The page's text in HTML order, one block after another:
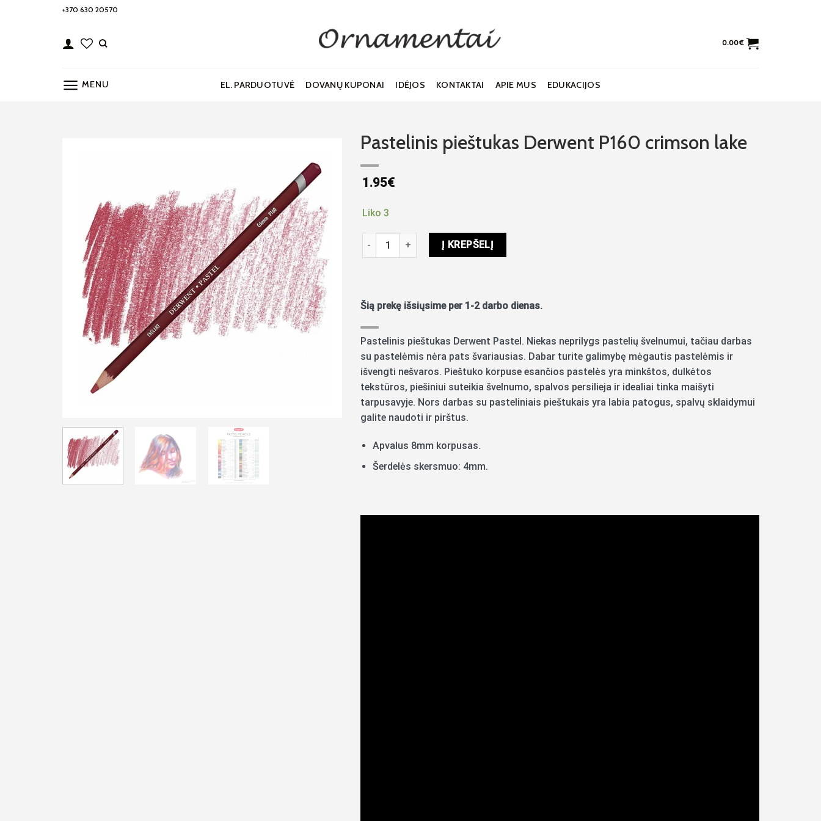
+370 630 20570
0.00€
MENU EL. PARDUOTUVĖ DOVANŲ KUPONAI IDĖJOS KONTAKTAI APIE MUS EDUKACIJOS
Noriu!
Pastelinis pieštukas Derwent P160 crimson lake
1.95€
Liko 3
produkto kiekis: Pastelinis pieštukas Derwent P160 crimson lake
Į KREPŠELĮ
Šią prekę išsiųsime per 1-2 darbo dienas.
Pastelinis pieštukas Derwent Pastel. Niekas neprilygs pastelių švelnumui, tačiau darbas
su pastelėmis nėra pats švariausias. Dabar turite galimybę mėgautis pastelėmis ir
išvengti nešvaros. Pieštuko korpuse esančios pastelės yra minkštos, dulkėtos
tekstūros, piešiniui suteikia švelnumo, spalvos persilieja ir idealiai tinka maišyti
tarpusavyje. Nors darbas su pasteliniais pieštukais yra labia patogus, spalvų sklaidymui
galite naudoti ir pirštus.
Apvalus 8mm korpusas.
Šerdelės skersmuo: 4mm.